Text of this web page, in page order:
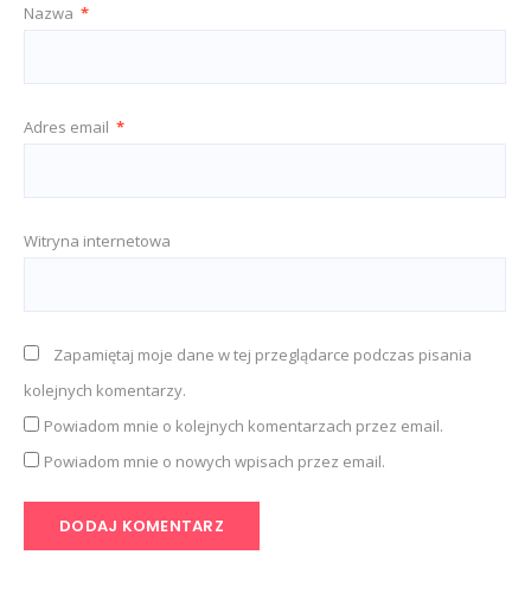
Nazwa *
Adres email *
Witryna internetowa
Zapamiętaj moje dane w tej przeglądarce podczas pisania
kolejnych komentarzy.
Powiadom mnie o kolejnych komentarzach przez email.
Powiadom mnie o nowych wpisach przez email.